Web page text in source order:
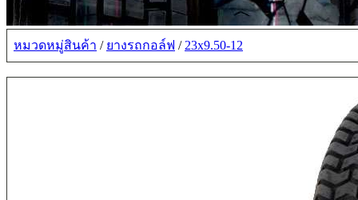
หมวดหมู่สินค้า / ยางรถกอล์ฟ / 23x9.50-12